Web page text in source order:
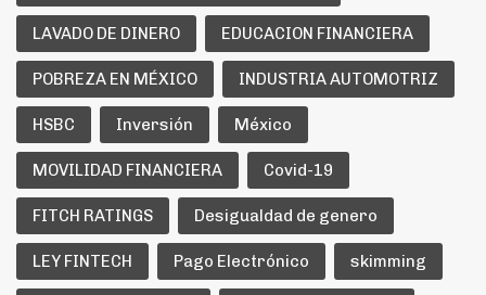
LAVADO DE DINERO EDUCACION FINANCIERA
POBREZA EN MÉXICO INDUSTRIA AUTOMOTRIZ
HSBC Inversión México
MOVILIDAD FINANCIERA Covid-19
FITCH RATINGS Desigualdad de genero
LEY FINTECH Pago Electrónico skimming